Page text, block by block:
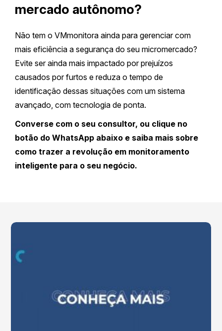
mercado autônomo?
Não tem o VMmonitora ainda para gerenciar com
mais eficiência a segurança do seu micromercado?
Evite ser ainda mais impactado por prejuízos
causados por furtos e reduza o tempo de
identificação dessas situações com um sistema
avançado, com tecnologia de ponta.
Converse com o seu consultor, ou clique no
botão do WhatsApp abaixo e saiba mais sobre
como trazer a revolução em monitoramento
inteligente para o seu negócio.